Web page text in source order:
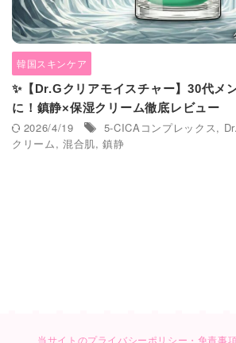
韓国スキンケア
✨【Dr.Gクリアモイスチャー】30代メ
に！鎮静×保湿クリーム徹底レビュー
2026/4/19 5-CICAコンプレックス,
クリーム, 混合肌,鎮静
当サイトのプライバシーポリシー・免責事